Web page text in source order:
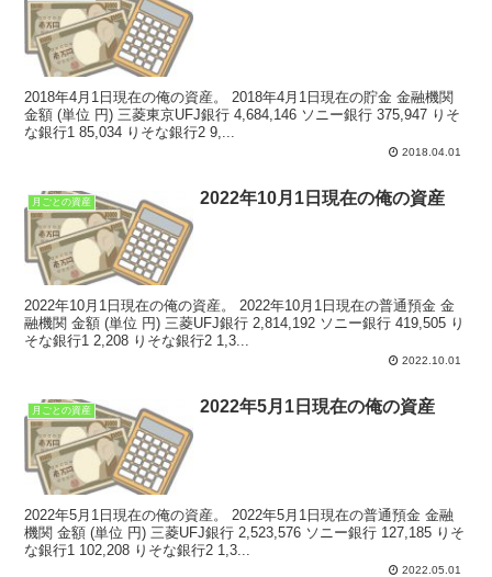
2018年4月1日現在の俺の資産。 2018年4月1日現在の貯金 金融機関
金額 (単位 円) 三菱東京UFJ銀行 4,684,146 ソニー銀行 375,947 りそ
な銀行1 85,034 りそな銀行2 9,...
2018.04.01
月ごとの資産 2022年10月1日現在の俺の資産
2022年10月1日現在の俺の資産。 2022年10月1日現在の普通預金 金
融機関 金額 (単位 円) 三菱UFJ銀行 2,814,192 ソニー銀行 419,505 り
そな銀行1 2,208 りそな銀行2 1,3...
2022.10.01
月ごとの資産 2022年5月1日現在の俺の資産
2022年5月1日現在の俺の資産。 2022年5月1日現在の普通預金 金融
機関 金額 (単位 円) 三菱UFJ銀行 2,523,576 ソニー銀行 127,185 りそ
な銀行1 102,208 りそな銀行2 1,3...
2022.05.01